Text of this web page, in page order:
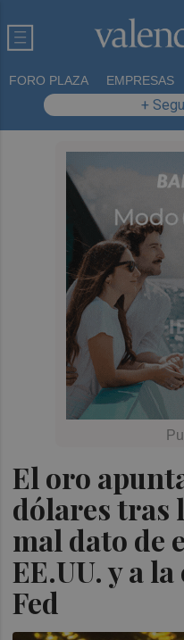
FORO PLAZA EMPRESAS
+
El oro
dólares tras
mal dato de
EE.UU. y a
Fed